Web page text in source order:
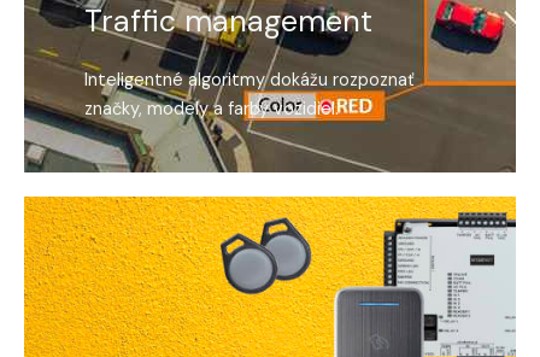
Traffic management
Inteligentné algoritmy dokážu rozpoznať
značky, modely a farby vozidiel.